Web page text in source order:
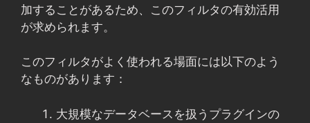
加することがあるため、このフィルタの有効活用
が求められます。
このフィルタがよく使われる場面には以下のよう
なものがあります：
大規模なデータベースを扱うプラグインの